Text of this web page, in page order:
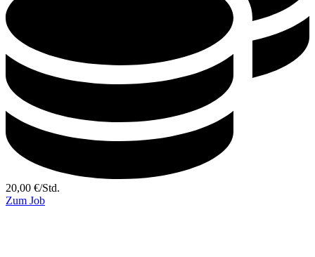
20,00 €/Std.
Zum Job